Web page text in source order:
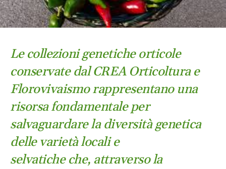
Le collezioni genetiche orticole
conservate dal CREA Orticoltura e
Florovivaismo rappresentano una
risorsa fondamentale per
salvaguardare la diversità genetica
delle varietà locali e
selvatiche che, attraverso la